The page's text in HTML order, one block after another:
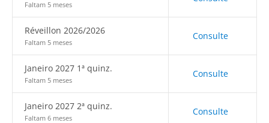
Faltam 5 meses
Réveillon 2026/2026
Faltam 5 meses
Consulte
Janeiro 2027 1ª quinz.
Faltam 5 meses
Consulte
Janeiro 2027 2ª quinz.
Faltam 6 meses
Consulte